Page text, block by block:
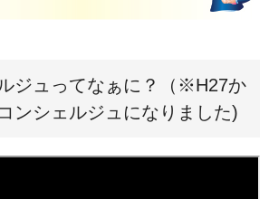
ジュってなぁに？（※H27か
ンシェルジュになりました)